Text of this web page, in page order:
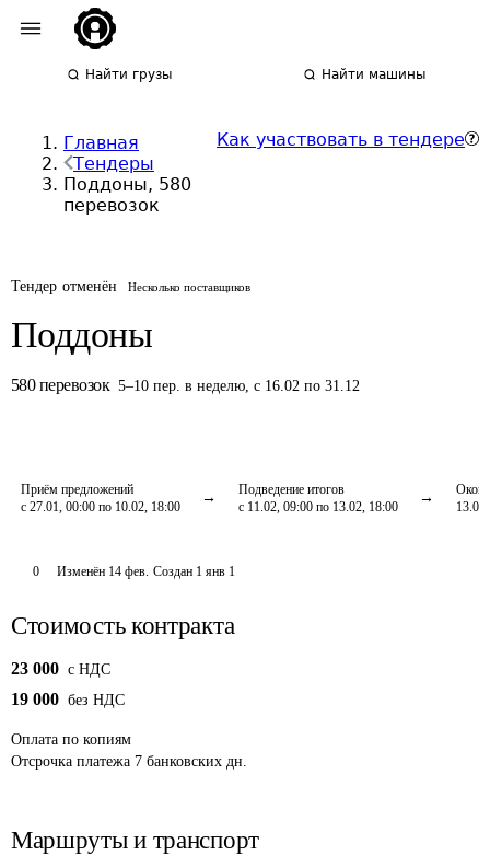
Найти грузы Найти машины
Главная
Тендеры
Поддоны, 580
перевозок
Как участвовать в тендере
Тендер отменён Несколько поставщиков
Поддоны
580 перевозок 5–10 пер. в неделю,с 16.02 по 31.12
Приём предложений
с 27.01, 00:00 по 10.02, 18:00
Подведение итогов
с 11.02, 09:00 по 13.02, 18:00
0 Изменён 14 фев. Создан 1 янв 1
Стоимость контракта
23 000 c НДС
19 000 без НДС
Оплата по копиям
Отсрочка платежа 7 банковских дн.
Маршруты и транспорт